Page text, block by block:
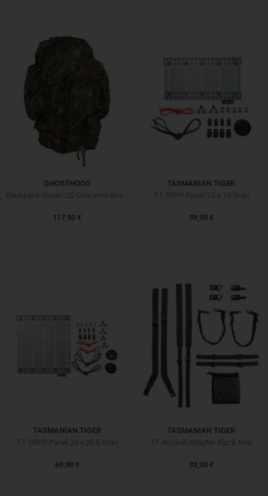
GHOSTHOOD
117,90 €
TASMANIAN TIGER
TT SRPP Panel 23 x 13 Grau
39,90 €
TASMANIAN TIGER
TT SRPP Panel 23 x 25.5 Grau
69,90 €
TASMANIAN TIGER
TT Assault Adapter Black Noir
33,90 €